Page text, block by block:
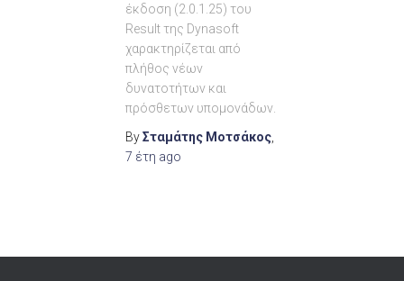
έκδοση (2.0.1.25) του
Result της Dynasoft
χαρακτηρίζεται από
πλήθος νέων
δυνατοτήτων και
πρόσθετων υπομονάδων.
ByΣταμάτης Μοτσάκος
7 έτη ago